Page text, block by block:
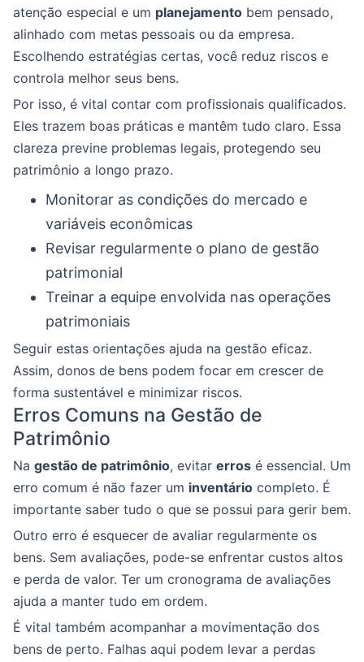
atenção especial e um planejamento bem pensado,
alinhado com metas pessoais ou da empresa.
Escolhendo estratégias certas, você reduz riscos e
controla melhor seus bens.
Por isso, é vital contar com profissionais qualificados.
Eles trazem boas práticas e mantêm tudo claro. Essa
clareza previne problemas legais, protegendo seu
patrimônio a longo prazo.
Monitorar as condições do mercado e
variáveis econômicas
Revisar regularmente o plano de gestão
patrimonial
Treinar a equipe envolvida nas operações
patrimoniais
Seguir estas orientações ajuda na gestão eficaz.
Assim, donos de bens podem focar em crescer de
forma sustentável e minimizar riscos.
Erros Comuns na Gestão de
Patrimônio
Na gestão de patrimônio, evitar erros é essencial. Um
erro comum é não fazer um inventário completo. É
importante saber tudo o que se possui para gerir bem.
Outro erro é esquecer de avaliar regularmente os
bens. Sem avaliações, pode-se enfrentar custos altos
e perda de valor. Ter um cronograma de avaliações
ajuda a manter tudo em ordem.
É vital também acompanhar a movimentação dos
bens de perto. Falhas aqui podem levar a perdas